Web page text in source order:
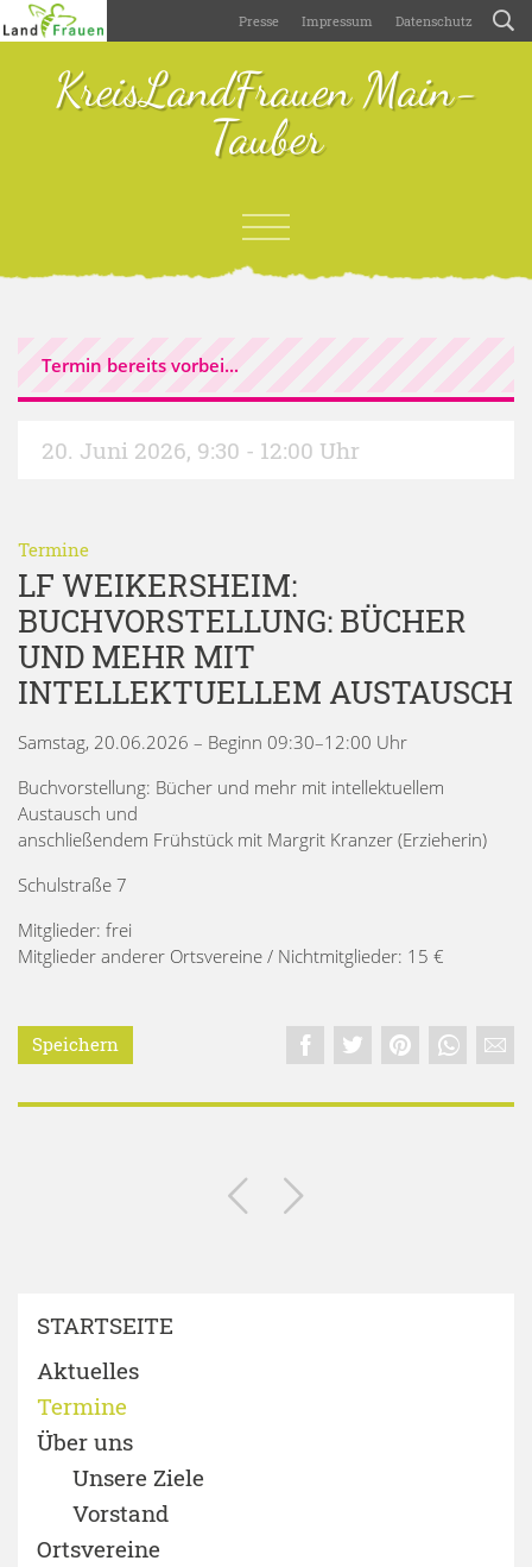
Presse Impressum Datenschutz
KreisLandFrauen Main-
Tauber
Termin bereits vorbei...
20. Juni 2026, 9:30 - 12:00 Uhr
Termine
LF WEIKERSHEIM:
BUCHVORSTELLUNG: BÜCHER
UND MEHR MIT
INTELLEKTUELLEM AUSTAUSCH
Samstag, 20.06.2026 – Beginn 09:30–12:00 Uhr
Buchvorstellung: Bücher und mehr mit intellektuellem
Austausch und
anschließendem Frühstück mit Margrit Kranzer (Erzieherin)
Schulstraße 7
Mitglieder: frei
Mitglieder anderer Ortsvereine / Nichtmitglieder: 15 €
Speichern
STARTSEITE
Aktuelles
Termine
Über uns
Unsere Ziele
Vorstand
Ortsvereine